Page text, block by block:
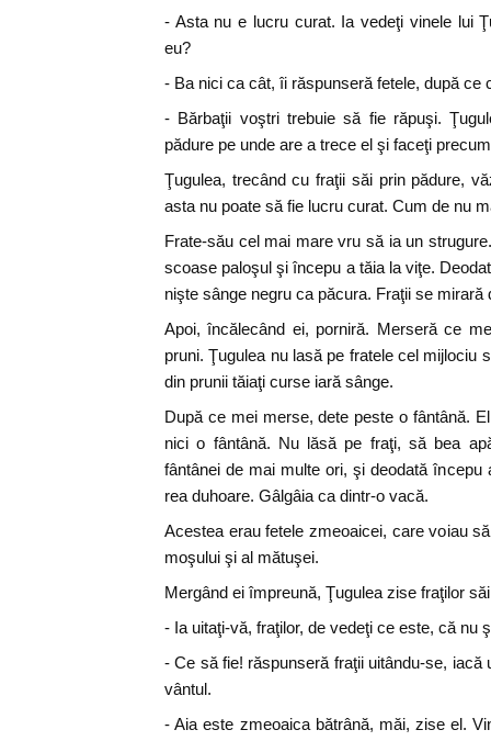
- Asta nu e lucru curat. Ia vedeţi vinele lui
eu?
- Ba nici ca cât, îi răspunseră fetele, după ce
- Bărbaţii voştri trebuie să fie răpuşi.
pădure pe unde are a trece el şi faceţi
Ţugulea, trecând cu fraţii săi prin pădure,
asta nu poate să fie lucru curat. Cum de nu
Frate-său cel mai mare vru să ia un
scoase paloşul şi începu a tăia la viţe.
nişte sânge negru ca păcura. Fraţii se mirară
Apoi, încălecând ei, porniră. Merseră ce
pruni. Ţugulea nu lasă pe fratele cel mijlociu
din prunii tăiaţi curse iară sânge.
După ce mei merse, dete peste o fântână.
nici o fântână. Nu lăsă pe fraţi, să bea
fântânei de mai multe ori, şi deodată
rea duhoare. Gâlgâia ca dintr-o vacă.
Acestea erau fetele zmeoaicei, care voiau
moşului şi al mătuşei.
Mergând ei împreună, Ţugulea zise fraţilor
- Ia uitaţi-vă, fraţilor, de vedeţi ce este, că nu
- Ce să fie! răspunseră fraţii uitându-se, iacă
vântul.
- Aia este zmeoaica bătrână, măi, zise el.